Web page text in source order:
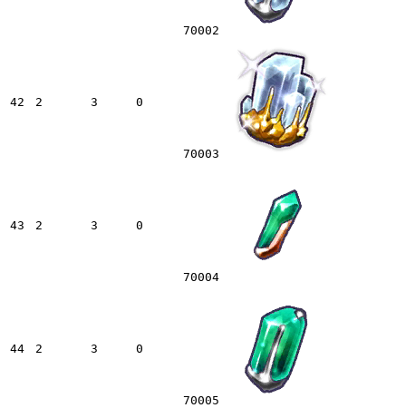
70002
42 2 3 0
70003
43 2 3 0
70004
44 2 3 0
70005